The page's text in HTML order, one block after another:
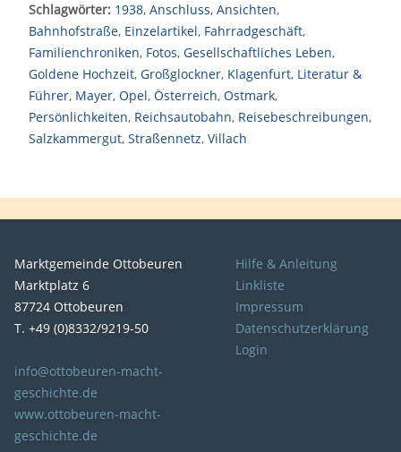
Schlagwörter: 1938, Anschluss, Ansichten,
Bahnhofstraße, Einzelartikel, Fahrradgeschäft,
Familienchroniken, Fotos, Gesellschaftliches Leben,
Goldene Hochzeit, Großglockner, Klagenfurt, Literatur &
Führer, Mayer, Opel, Österreich, Ostmark,
Persönlichkeiten, Reichsautobahn, Reisebeschreibungen,
Salzkammergut, Straßennetz, Villach
Marktgemeinde Ottobeuren
Marktplatz 6
87724 Ottobeuren
T. +49 (0)8332/9219-50
info@ottobeuren-macht-
geschichte.de
www.ottobeuren-macht-
geschichte.de
Hilfe & Anleitung
Linkliste
Impressum
Datenschutzerklärung
Login